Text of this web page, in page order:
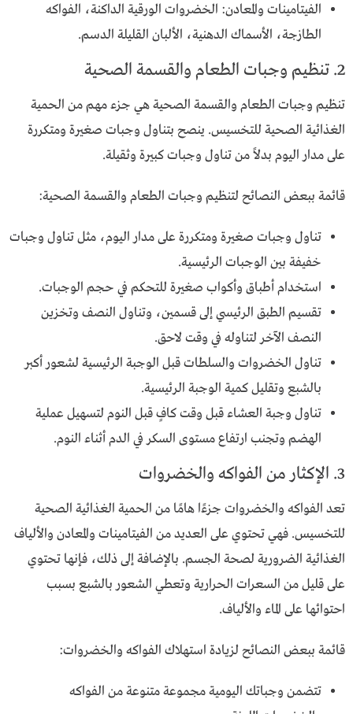
الفيتامينات والمعادن: الخضروات الورقية الداكنة، الفواكه
الطازجة، الأسماك الدهنية، الألبان القليلة الدسم.
2. تنظيم وجبات الطعام والقسمة الصحية
تنظيم وجبات الطعام والقسمة الصحية هي جزء مهم من الحمية
الغذائية الصحية للتخسيس. ينصح بتناول وجبات صغيرة ومتكررة
على مدار اليوم بدلاً من تناول وجبات كبيرة وثقيلة.
قائمة ببعض النصائح لتنظيم وجبات الطعام والقسمة الصحية:
تناول وجبات صغيرة ومتكررة على مدار اليوم، مثل تناول وجبات
خفيفة بين الوجبات الرئيسية.
استخدام أطباق وأكواب صغيرة للتحكم في حجم الوجبات.
تقسيم الطبق الرئيسي إلى قسمين، وتناول النصف وتخزين
النصف الآخر لتناوله في وقت لاحق.
تناول الخضروات والسلطات قبل الوجبة الرئيسية لشعور أكبر
بالشبع وتقليل كمية الوجبة الرئيسية.
تناول وجبة العشاء قبل وقت كافٍ قبل النوم لتسهيل عملية
الهضم وتجنب ارتفاع مستوى السكر في الدم أثناء النوم.
3. الإكثار من الفواكه والخضروات
تعد الفواكه والخضروات جزءًا هامًا من الحمية الغذائية الصحية
للتخسيس. فهي تحتوي على العديد من الفيتامينات والمعادن والألياف
الغذائية الضرورية لصحة الجسم. بالإضافة إلى ذلك، فإنها تحتوي
على قليل من السعرات الحرارية وتعطي الشعور بالشبع بسبب
احتوائها على الماء والألياف.
قائمة ببعض النصائح لزيادة استهلاك الفواكه والخضروات:
تتضمن وجباتك اليومية مجموعة متنوعة من الفواكه